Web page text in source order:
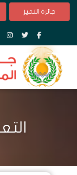
جائزة التميز